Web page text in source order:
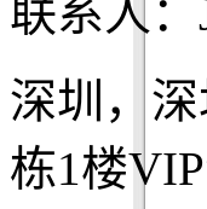
联系人：
深圳，
栋1楼